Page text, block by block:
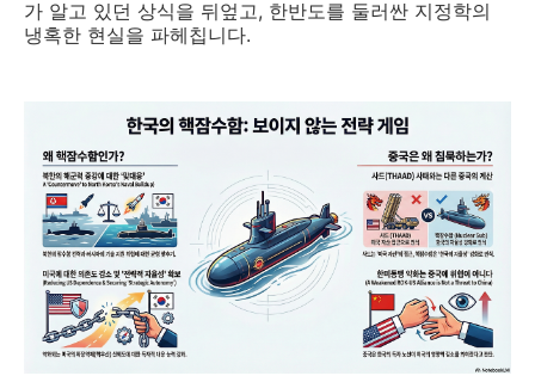
가 알고 있던 상식을 뒤엎고, 한반도를 둘러싼 지정학의
냉혹한 현실을 파헤칩니다.